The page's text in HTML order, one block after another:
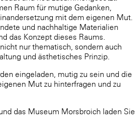
Raum für mutige Gedanken,
mit dem eigenen Mut.
und nachhaltige Materialien
das Konzept dieses Raums.
nur thematisch, sondern auch
und ästhetisches Prinzip.
eingeladen, mutig zu sein und die
Mut zu hinterfragen und zu
das Museum Morsbroich laden Sie